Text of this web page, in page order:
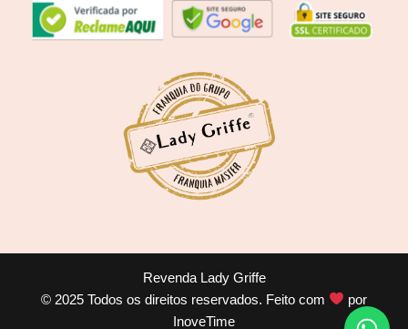
Revenda por
Revenda Lady Griffe
© 2025 Todos os direitos reservados. Feito com
por
InoveTime